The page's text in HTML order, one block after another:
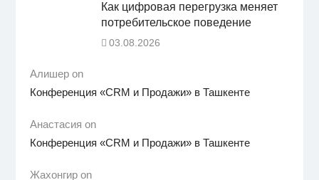
Как цифровая перегрузка меняет
потребительское поведение
03.08.2026
Алишер on
Конференция «CRM и Продажи» в Ташкенте
Анастасия on
Конференция «CRM и Продажи» в Ташкенте
Жахонгир on